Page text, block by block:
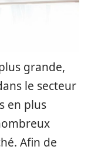
grande,
le secteur
en plus
Afin de